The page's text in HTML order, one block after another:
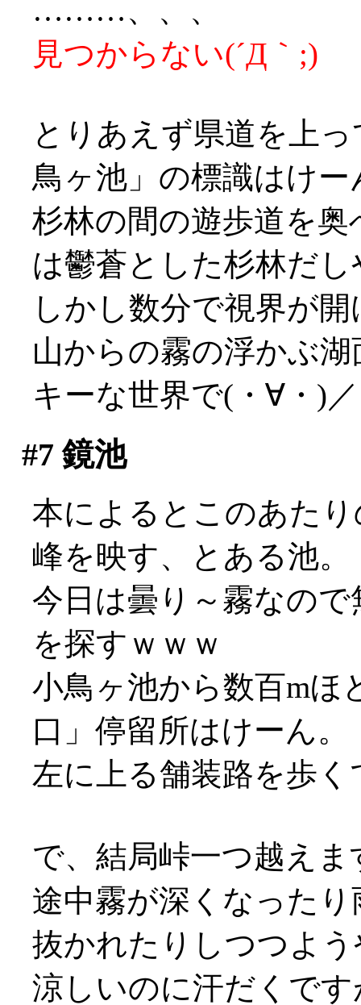
………、、、
見つからない(´Д｀;)
とりあえず県道を上
鳥ヶ池」の標識はけー
杉林の間の遊歩道を
は鬱蒼とした杉林だ
しかし数分で視界が
山からの霧の浮かぶ
キーな世界で(・∀・)
#7 鏡池
本によるとこのあた
峰を映す、とある池。
今日は曇り～霧なの
を探すｗｗｗ
小鳥ヶ池から数百mほ
口」停留所はけーん。
左に上る舗装路を歩
で、結局峠一つ越え
途中霧が深くなった
抜かれたりしつつよ
涼しいのに汗だくで